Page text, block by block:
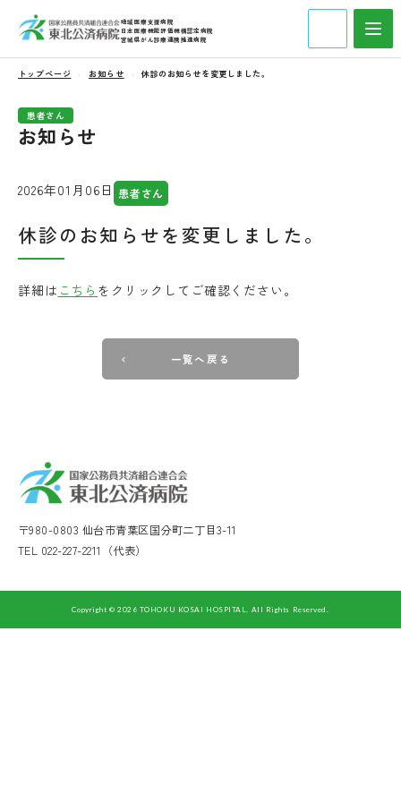
地域医療支援病院
日本医療機能評価機構認定病院
宮城県がん診療連携推進病院
トップページ お知らせ 休診のお知らせを変更しました。
患者さん
お知らせ
2026年01月06日 患者さん
休診のお知らせを変更しました。
詳細は こちら をクリックしてご確認ください。
一覧へ戻る
〒980-0803 仙台市青葉区国分町二丁目3-11
TEL 022-227-2211（代表）
Copyright © 2026 TOHOKU KOSAI HOSPITAL. All Rights Reserved.